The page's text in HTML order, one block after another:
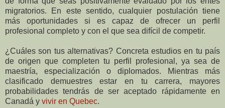
migratorios. En este sentido, cualquier postulación tiene
más oportunidades si es capaz de ofrecer un perfil
profesional completo y con el que sea difícil de competir.
¿Cuáles son tus alternativas? Concreta estudios en tu país
de origen que completen tu perfil profesional, ya sea de
maestría, especialización o diplomados. Mientras más
clasificado demuestres estar en tu carrera, mayores
probabilidades tendrás de ser aceptado rápidamente en
Canadá y vivir en Quebec.